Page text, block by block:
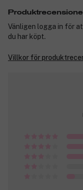
Vänligen logga in för
du har köpt.
Villkor för